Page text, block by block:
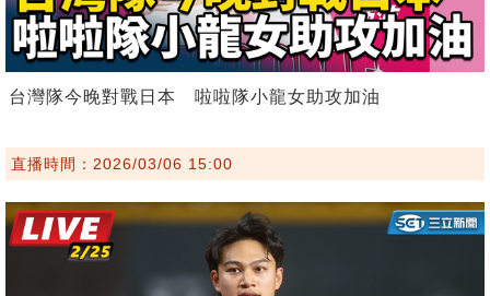
台灣隊今晚對戰日本 啦啦隊小龍女助攻加油
直播時間：2026/03/06 15:00